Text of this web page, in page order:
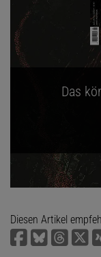
Das
Diesen Artikel